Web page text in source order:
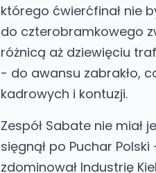
którego ćwierćfinał nie
do czterobramkowego
różnicą aż dziewięciu
- do awansu zabrakło,
kadrowych i kontuzji.
Zespół Sabate nie miał
sięgnął po Puchar
zdominował Industrię